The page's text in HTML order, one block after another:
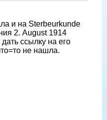
и на Sterbeurkunde
2. August 1914
ссылку на его
не нашла.